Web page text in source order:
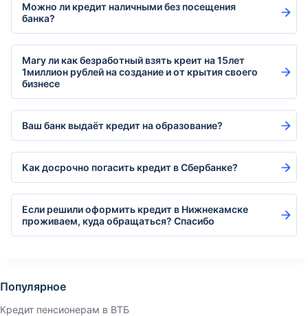
Можно ли кредит наличными без посещения
банка?
Магу ли как безработный взять креит на 15лет
1миллион рублей на создание и от крытия своего
бизнесе
Ваш банк выдаёт кредит на образование?
Как досрочно погасить кредит в Сбербанке?
Если решили оформить кредит в Нижнекамске
проживаем, куда обращаться? Спасибо
Популярное
Кредит пенсионерам в ВТБ